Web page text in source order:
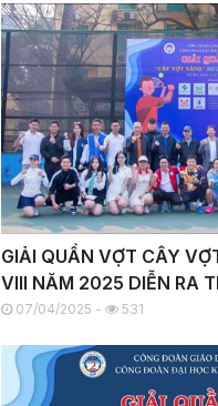
GIẢI QUẦN VỢT CÂY
VIII NĂM 2025 DIỄN RA
07/04/2025 - 531